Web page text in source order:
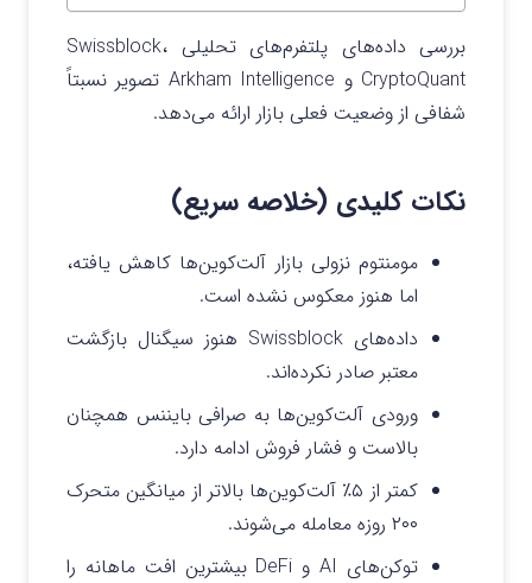
بررسی داده‌های پلتفرم‌های تحلیلی Swissblock،
CryptoQuant و Arkham Intelligence تصویر نسبتاً
شفافی از وضعیت فعلی بازار ارائه می‌دهد.
نکات کلیدی (خلاصه سریع)
مومنتوم نزولی بازار آلت‌کوین‌ها کاهش یافته،
اما هنوز معکوس نشده است.
داده‌های Swissblock هنوز سیگنال بازگشت
معتبر صادر نکرده‌اند.
ورودی آلت‌کوین‌ها به صرافی بایننس همچنان
بالاست و فشار فروش ادامه دارد.
کمتر از ۵٪ آلت‌کوین‌ها بالاتر از میانگین متحرک
۲۰۰ روزه معامله می‌شوند.
توکن‌های AI و DeFi بیشترین افت ماهانه را